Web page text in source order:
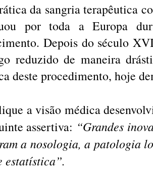
da sangria terapêutica
por toda a Europa
Depois do século
reduzido de maneira
deste procedimento, hoje
a visão médica
assertiva: “Grandes
a nosologia, a patologia
estatística”.